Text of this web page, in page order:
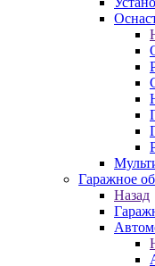
Гаражное
Назад